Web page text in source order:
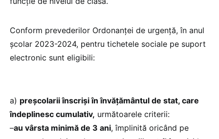
Conform prevederilor Ordonanței de urgență, în anul
școlar 2023-2024, pentru tichetele sociale pe suport
electronic sunt eligibili:
a) preșcolarii înscriși în învățământul de stat, care
îndeplinesc cumulativ, următoarele criterii:
–au vârsta minimă de 3 ani, împlinită oricând pe